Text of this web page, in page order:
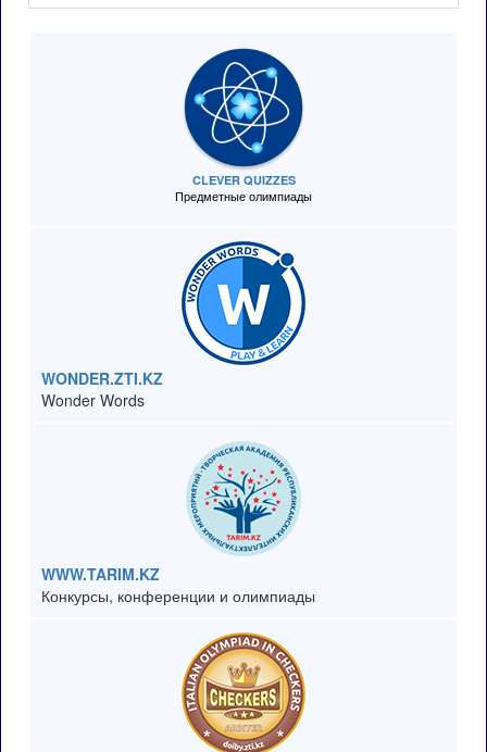
CLEVER QUIZZES
Предметные олимпиады
WONDER.ZTI.KZ
Wonder Words
WWW.TARIM.KZ
Конкурсы, конференции и олимпиады